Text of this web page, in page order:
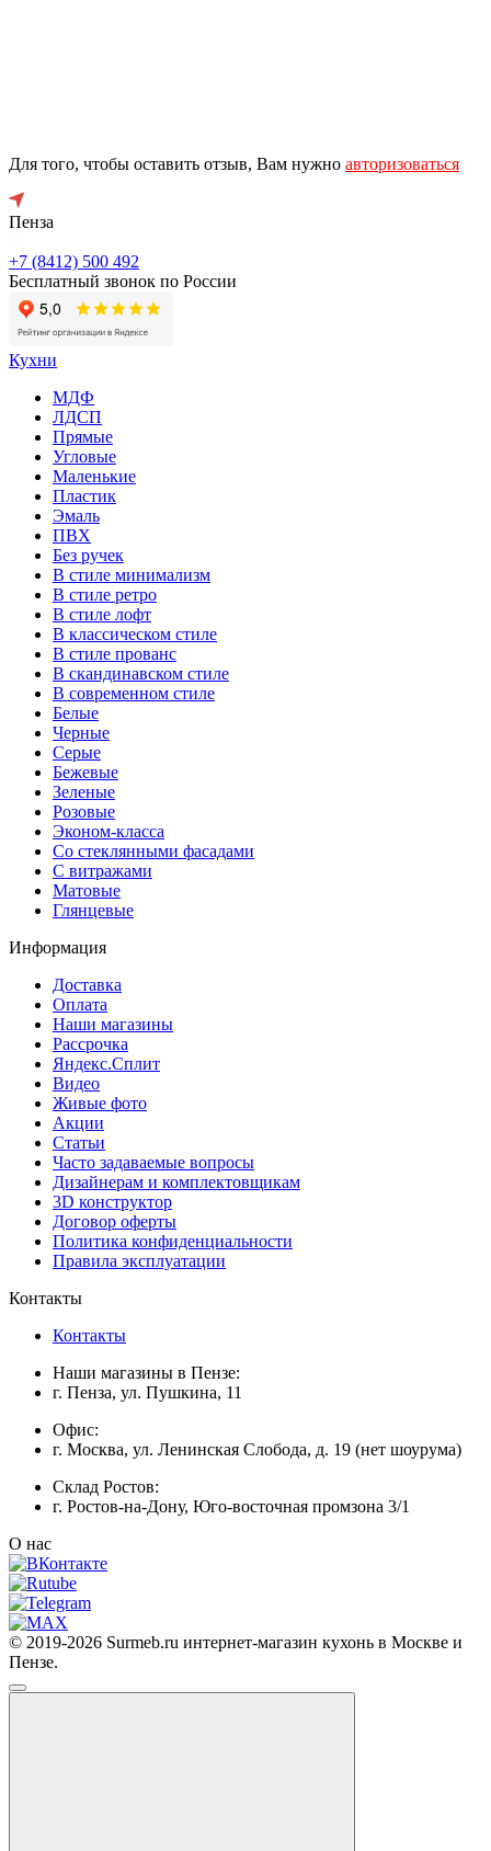
Для того, чтобы оставить отзыв, Вам нужно авторизоваться
Пенза
+7 (8412) 500 492
Бесплатный звонок по России
Кухни
МДФ
ЛДСП
Прямые
Угловые
Маленькие
Пластик
Эмаль
ПВХ
Без ручек
В стиле минимализм
В стиле ретро
В стиле лофт
В классическом стиле
В стиле прованс
В скандинавском стиле
В современном стиле
Белые
Черные
Серые
Бежевые
Зеленые
Розовые
Эконом-класса
Со стеклянными фасадами
С витражами
Матовые
Глянцевые
Информация
Доставка
Оплата
Наши магазины
Рассрочка
Яндекс.Сплит
Видео
Живые фото
Акции
Статьи
Часто задаваемые вопросы
Дизайнерам и комплектовщикам
3D конструктор
Договор оферты
Политика конфиденциальности
Правила эксплуатации
Контакты
Контакты
Наши магазины в Пензе:
г. Пенза, ул. Пушкина, 11
Офис:
г. Москва, ул. Ленинская Слобода, д. 19 (нет шоурума)
Склад Ростов:
г. Ростов-на-Дону, Юго-восточная промзона 3/1
О нас
© 2019-2026 Surmeb.ru интернет-магазин кухонь в Москве и
Пензе.